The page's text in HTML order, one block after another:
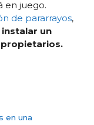
en juego.
de pararrayos,
instalar un
en una